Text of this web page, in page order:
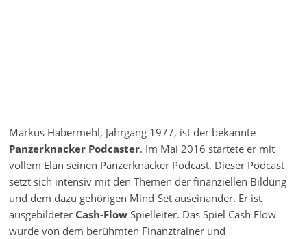
Markus Habermehl, Jahrgang 1977, ist der bekannte
Panzerknacker Podcaster. Im Mai 2016 startete er mit
vollem Elan seinen Panzerknacker Podcast. Dieser Podcast
setzt sich intensiv mit den Themen der finanziellen Bildung
und dem dazu gehörigen Mind-Set auseinander. Er ist
ausgebildeter Cash-Flow Spielleiter. Das Spiel Cash Flow
wurde von dem berühmten Finanztrainer und